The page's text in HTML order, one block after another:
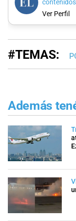
Ver Perfil
#TEMAS:
Además